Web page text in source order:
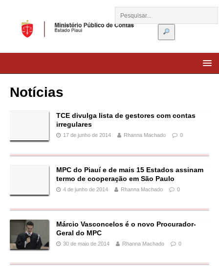
Notícias
TCE divulga lista de gestores com contas
irregulares
17 de junho de 2014 Rhanna Machado 0
MPC do Piauí e de mais 15 Estados assinam
termo de cooperação em São Paulo
4 de junho de 2014 Rhanna Machado 0
Márcio Vasconcelos é o novo Procurador-
Geral do MPC
30 de maio de 2014 Rhanna Machado 0